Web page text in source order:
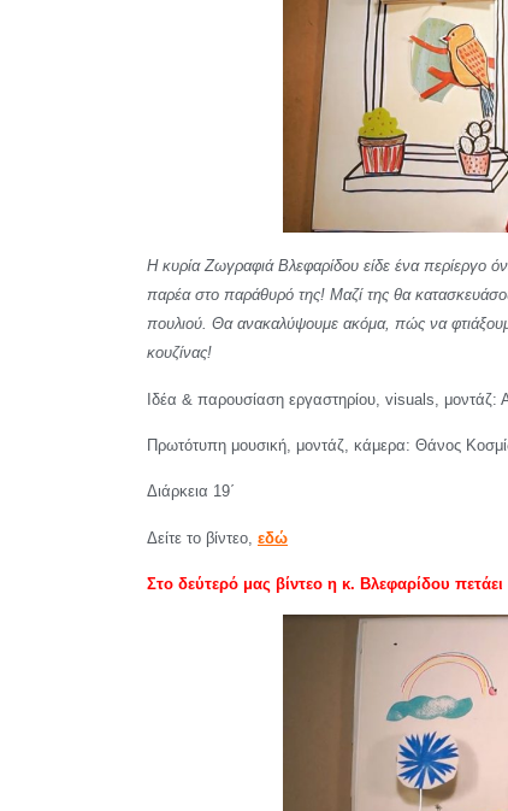
Η κυρία Ζωγραφιά Βλεφαρίδου είδε ένα περίεργο
παρέα στο παράθυρό της! Μαζί της θα
πουλιού. Θα ανακαλύψουμε ακόμα, πώς να
κουζίνας!
Ιδέα & παρουσίαση εργαστηρίου, visuals, μοντάζ:
Πρωτότυπη μουσική, μοντάζ, κάμερα: Θάνος
Διάρκεια 19΄
Δείτε το βίντεο, εδώ
Στο δεύτερό μας βίντεο η κ. Βλεφαρίδου